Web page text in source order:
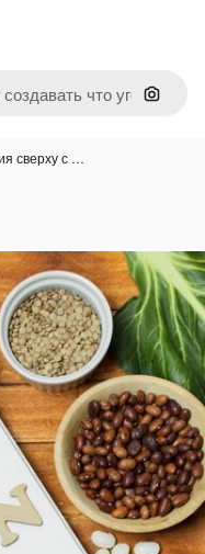
Поиск
сверху с …